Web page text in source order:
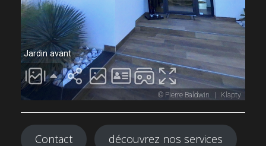
Contact découvrez nos services